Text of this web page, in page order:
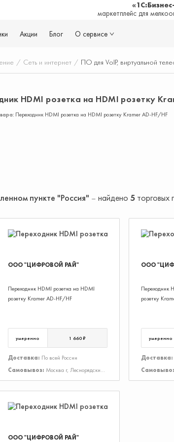
маркетплейс для
Акции Блог О сервисе
/ Сеть и интернет / ПО для VoIP, виртуальной
HDMI розетка на HDMI розетку
Переходник HDMI розетка на HDMI розетку Kramer AD-HF/HF
пункте "Россия" найдено 5 торговых
ООО "ЦИФРОВОЙ РАЙ"
Переходник HDMI розетка на HDMI
розетку Kramer AD-HF/HF
умеренно 1 660 ₽
Доставка: По всей России
Самовывоз: Москва г, Леснорядский
пер, Дом 18, Строение 2
ООО
Переходник
розетку
умеренно
Доставка:
пер, Дом 18,
ООО "ЦИФРОВОЙ РАЙ"